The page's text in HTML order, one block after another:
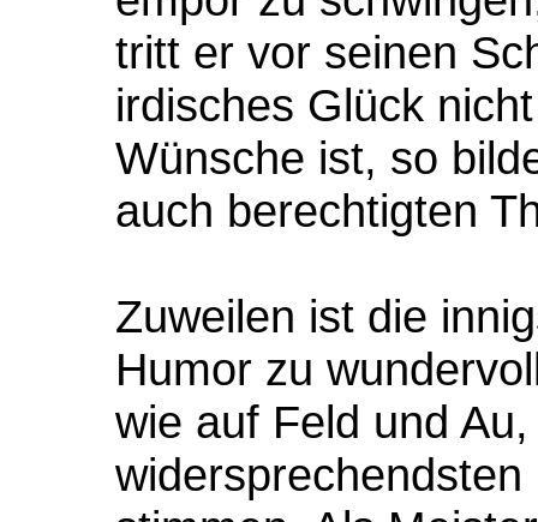
tritt er vor seinen
irdisches Glück
Wünsche ist, so
auch berechtigten
Zuweilen ist die
Humor zu
wie auf Feld und